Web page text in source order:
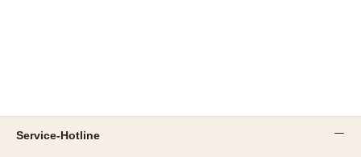
Service-Hotline